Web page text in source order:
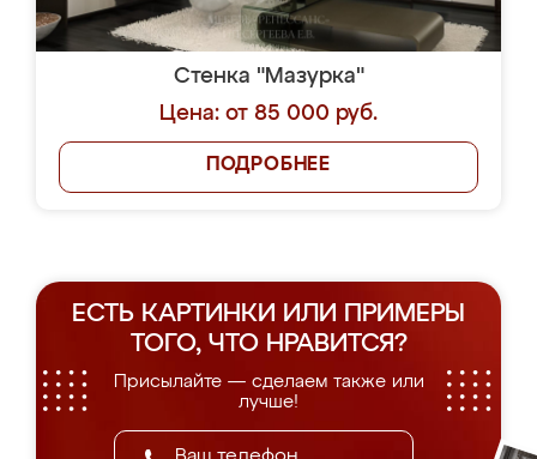
Стенка "Полонез"
Цена: от 59 000 руб.